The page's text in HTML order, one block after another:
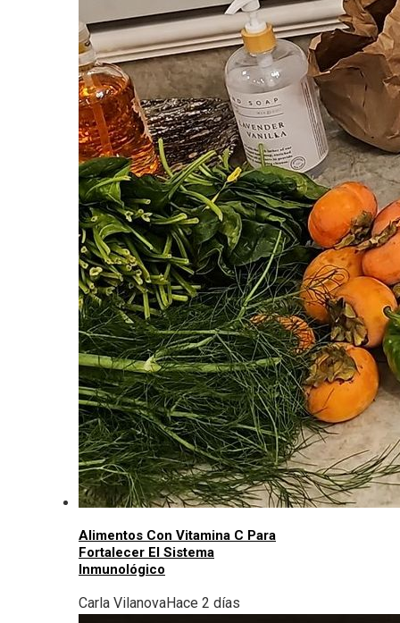
Alimentos Con Vitamina C Para
Fortalecer El Sistema
Inmunológico
Carla VilanovaHace 2 días